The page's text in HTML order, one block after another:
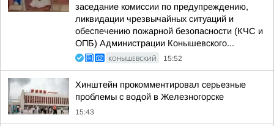
заседание комиссии по предупреждению,
ликвидации чрезвычайных ситуаций и
обеспечению пожарной безопасности (КЧС и
ОПБ) Администрации Конышевского...
КОНЫШЕВСКИЙ 15:52
Хинштейн прокомментировал серьезные
проблемы с водой в Железногорске
15:43